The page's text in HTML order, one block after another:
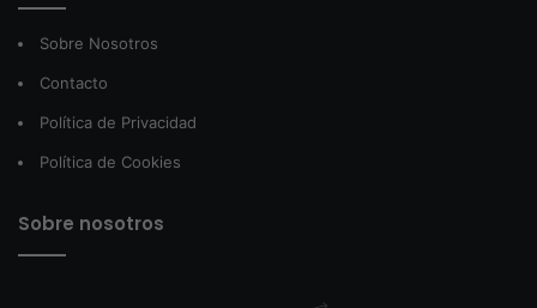
Sobre Nosotros
Contacto
Política de Privacidad
Política de Cookies
Sobre nosotros